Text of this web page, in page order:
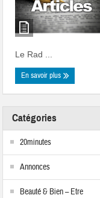
Le Rad ...
En savoir plus
Catégories
20minutes
Annonces
Beauté & Bien – Etre